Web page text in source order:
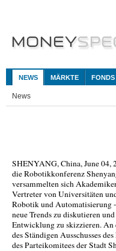
NEWS MÄRKTE FONDS
News
SHENYANG, China, June
die Robotikkonferenz
versammelten sich
Vertreter von Universitäten
Robotik und Automatisierung
neue Trends zu diskutieren
Entwicklung zu skizzieren.
des Ständigen Ausschusses
des Parteikomitees der Stadt